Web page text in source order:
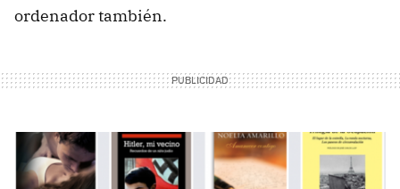
ordenador también.